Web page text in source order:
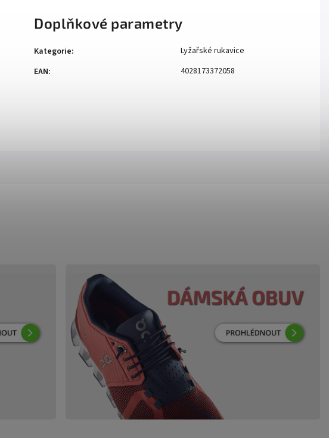
Doplňkové parametry
Kategorie:
Lyžařské rukavice
EAN: 4028173372058